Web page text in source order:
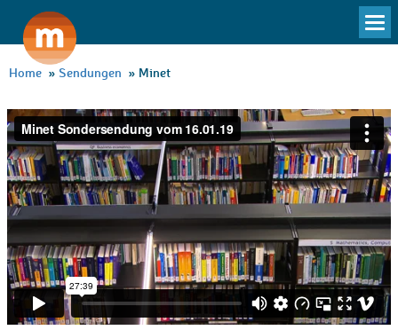
Home » Sendungen » Minet